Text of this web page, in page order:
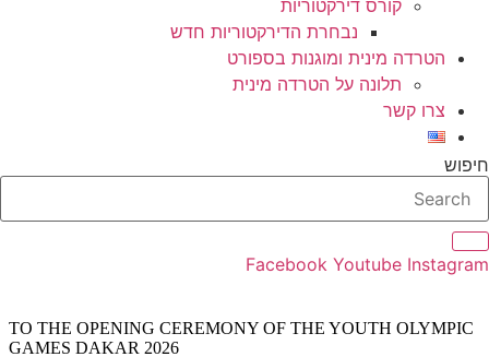
קורס דירקטוריות
נבחרת הדירקטוריות חדש
הטרדה מינית ומוגנות בספורט
תלונה על הטרדה מינית
צרו קשר
חיפוש
Facebook Youtube Instagram